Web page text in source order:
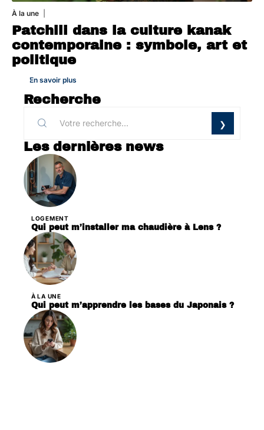
À la une
Patchili dans la culture kanak
contemporaine : symbole, art et
politique
En savoir plus
Recherche
Les dernières news
LOGEMENT
Qui peut m’installer ma chaudière à Lens ?
À LA UNE
Qui peut m’apprendre les bases du Japonais ?